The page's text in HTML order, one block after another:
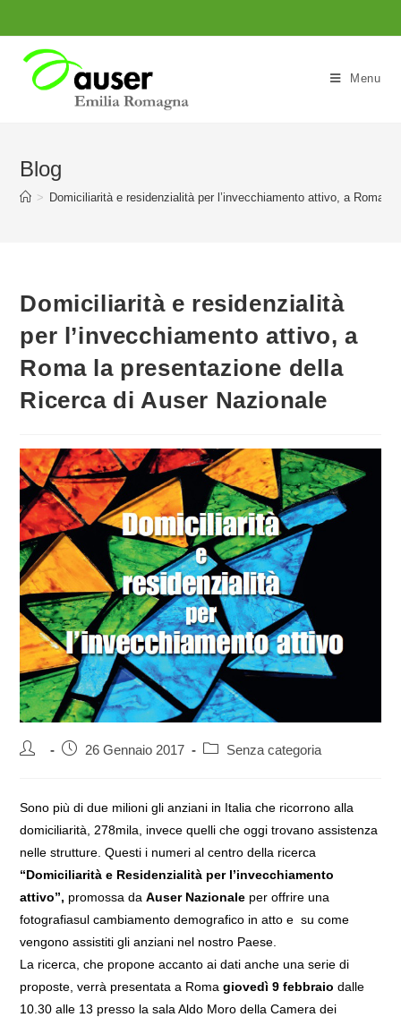
contenuto
Menu
Blog
> Domiciliarità e residenzialità per l’invecchiamento attivo, a Roma
Domiciliarità e residenzialità
per l’invecchiamento attivo, a
Roma la presentazione della
Ricerca di Auser Nazionale
Autore Articolo26 Gennaio 2017
Categoria
Senza categoria
Sono più di due milioni gli anziani in Italia che ricorrono alla
domiciliarità, 278mila, invece quelli che oggi trovano assistenza
nelle strutture. Questi i numeri al centro della ricerca
“Domiciliarità e Residenzialità per l’invecchiamento
attivo”, promossa daAuser Nazionale per offrire una
fotografiasul cambiamento demografico in atto e su come
vengono assistiti gli anziani nel nostro Paese.
La ricerca, che propone accanto ai dati anche una serie di
proposte, verrà presentata a Romagiovedì 9 febbraio dalle
10.30 alle 13 presso la sala Aldo Moro della Camera dei